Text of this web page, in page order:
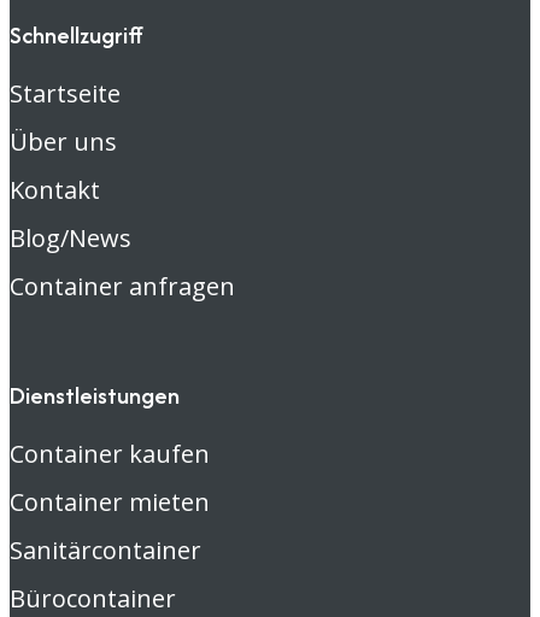
Schnellzugriff
Startseite
Über uns
Kontakt
Blog/News
Container anfragen
Dienstleistungen
Container kaufen
Container mieten
Sanitärcontainer
Bürocontainer